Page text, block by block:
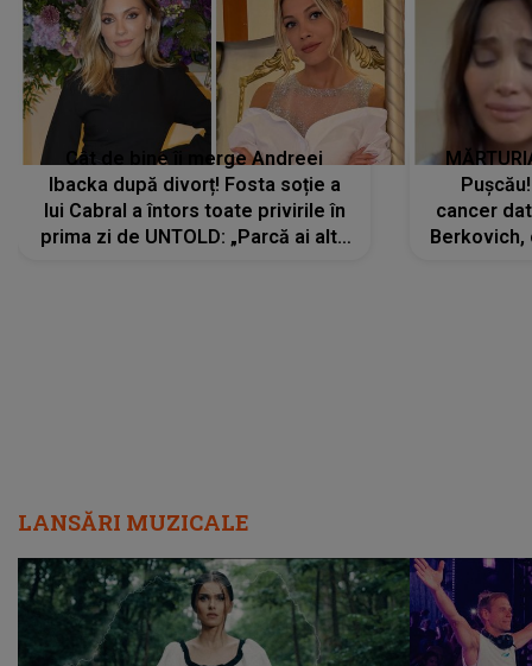
Cât de bine îi merge Andreei
Ibacka după divorț! Fosta soție a
lui Cabral a întors toate privirile în
prima zi de UNTOLD: „Parcă ai altă
cancer
LANSĂRI MUZICALE